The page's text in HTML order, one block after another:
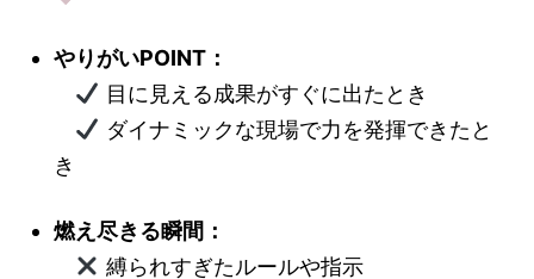
やりがいPOINT：
目に見える成果がすぐに出たとき
ダイナミックな現場で力を発揮できたと
き
燃え尽きる瞬間：
縛られすぎたルールや指示